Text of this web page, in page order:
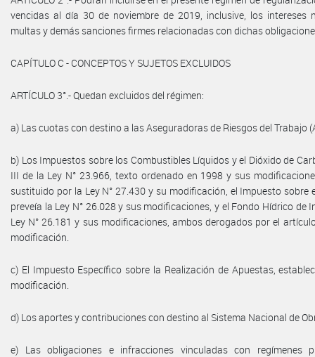
vencidas al día 30 de noviembre de 2019, inclusive, los intereses
multas y demás sanciones firmes relacionadas con dichas
CAPÍTULO C - CONCEPTOS Y SUJETOS EXCLUIDOS
ARTÍCULO 3°.- Quedan excluidos del régimen:
a) Las cuotas con destino a las Aseguradoras de Riesgos del Trabajo
b) Los Impuestos sobre los Combustibles Líquidos y el Dióxido de
III de la Ley N° 23.966, texto ordenado en 1998 y sus
sustituido por la Ley N° 27.430 y su modificación, el Impuesto sobre
preveía la Ley N° 26.028 y sus modificaciones, y el Fondo Hídrico
Ley N° 26.181 y sus modificaciones, ambos derogados por el
modificación.
c) El Impuesto Específico sobre la Realización de Apuestas,
modificación.
d) Los aportes y contribuciones con destino al Sistema Nacional de
e) Las obligaciones e infracciones vinculadas con regímenes